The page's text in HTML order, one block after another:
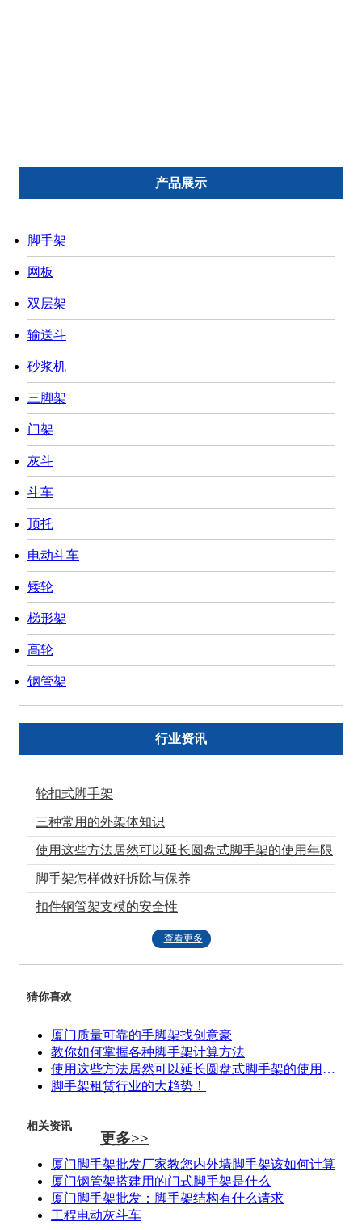
产品展示
脚手架
网板
双层架
输送斗
砂浆机
三脚架
门架
灰斗
斗车
顶托
电动斗车
矮轮
梯形架
高轮
钢管架
行业资讯
轮扣式脚手架
三种常用的外架体知识
使用这些方法居然可以延长圆盘式脚手架的使用年限
脚手架怎样做好拆除与保养
扣件钢管架支模的安全性
查看更多
猜你喜欢
厦门质量可靠的手脚架找创意豪
教你如何掌握各种脚手架计算方法
使用这些方法居然可以延长圆盘式脚手架的使用年限
脚手架租赁行业的大趋势！
相关资讯
更多>>
厦门脚手架批发厂家教您内外墙脚手架该如何计算
厦门钢管架搭建用的门式脚手架是什么
厦门脚手架批发：脚手架结构有什么请求
工程电动灰斗车